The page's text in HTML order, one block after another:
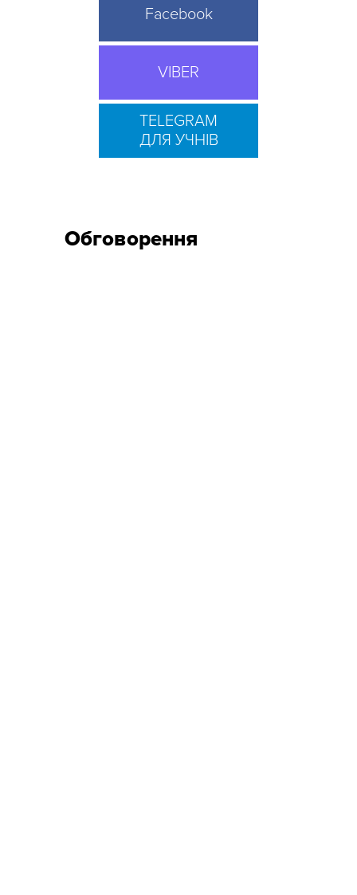
Facebook
VIBER
TELEGRAM
ДЛЯ УЧНІВ
Обговорення